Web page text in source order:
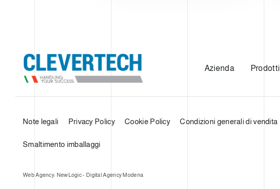
Azienda Prodotti
Note legali Privacy Policy Cookie Policy Condizioni generali di vendita
Smaltimento imballaggi
Web Agency: NewLogic - Digital Agency Modena